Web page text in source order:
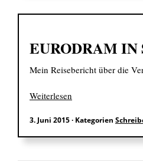
EURODRAM IN
Mein Reisebericht über die
Weiterlesen
3. Juni 2015· Kategorien